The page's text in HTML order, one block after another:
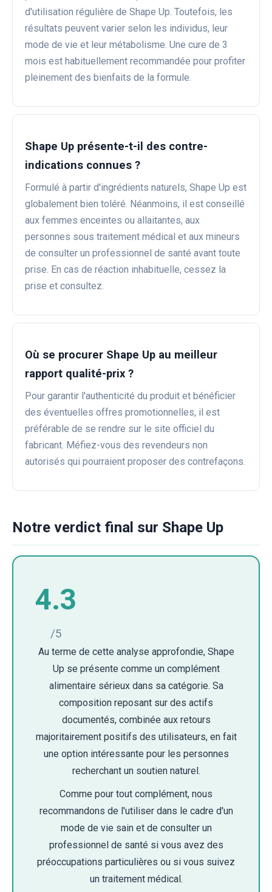
d'utilisation régulière de Shape Up. Toutefois, les
résultats peuvent varier selon les individus, leur
mode de vie et leur métabolisme. Une cure de 3
mois est habituellement recommandée pour profiter
pleinement des bienfaits de la formule.
Shape Up présente-t-il des contre-
indications connues ?
Formulé à partir d'ingrédients naturels, Shape Up est
globalement bien toléré. Néanmoins, il est conseillé
aux femmes enceintes ou allaitantes, aux
personnes sous traitement médical et aux mineurs
de consulter un professionnel de santé avant toute
prise. En cas de réaction inhabituelle, cessez la
prise et consultez.
Où se procurer Shape Up au meilleur
rapport qualité-prix ?
Pour garantir l'authenticité du produit et bénéficier
des éventuelles offres promotionnelles, il est
préférable de se rendre sur le site officiel du
fabricant. Méfiez-vous des revendeurs non
autorisés qui pourraient proposer des contrefaçons.
Notre verdict final sur Shape Up
4.3
/5
Au terme de cette analyse approfondie, Shape
Up se présente comme un complément
alimentaire sérieux dans sa catégorie. Sa
composition reposant sur des actifs
documentés, combinée aux retours
majoritairement positifs des utilisateurs, en fait
une option intéressante pour les personnes
recherchant un soutien naturel.
Comme pour tout complément, nous
recommandons de l'utiliser dans le cadre d'un
mode de vie sain et de consulter un
professionnel de santé si vous avez des
préoccupations particulières ou si vous suivez
un traitement médical.